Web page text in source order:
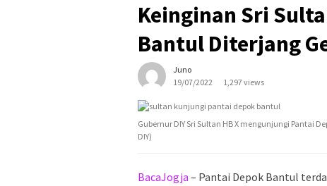
Keinginan Sri
Bantul Diterjang
Juno
19/07/2022
1,297 views
Gubernur DIY Sri Sultan HB X mengunjungi Pantai
DIY)
BacaJogja – Pantai Depok Bantul